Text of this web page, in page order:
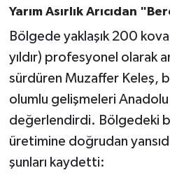
Yarım Asırlık Arıcıdan
Bölgede yaklaşık 200
yıldır) profesyonel olarak
sürdüren Muzaffer Keleş,
olumlu gelişmeleri Anadolu
değerlendirdi. Bölgedeki
üretimine doğrudan
şunları kaydetti: